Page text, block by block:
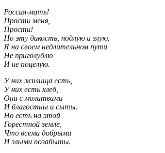
Россия-мать!
Прости меня,
Прости!
Но эту дикость, подлую и злую,
Я на своем недлительном пути
Не приголублю
И не поцелую.
У них жилища есть,
У них есть хлеб,
Они с молитвами
И благостны и сыты.
Но есть на этой
Горестной земле,
Что всеми добрыми
И злыми позабыты.